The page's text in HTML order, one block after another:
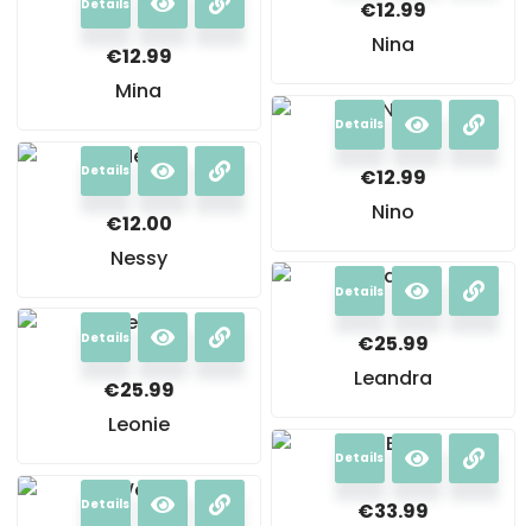
€12.99
Nina
Details
€12.99
Mina
Details
€12.99
Nino
Details
€12.00
Nessy
Details
€25.99
Leandra
Details
€25.99
Leonie
Details
€33.99
Details